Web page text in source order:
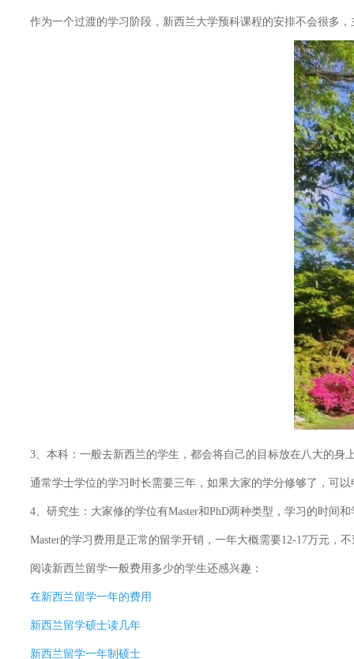
作为一个过渡的学习阶段，新西兰大学预科课程的安排不会很多，
3、本科：一般去新西兰的学生，都会将自己的目标放在八大的身
通常学士学位的学习时长需要三年，如果大家的学分修够了，可以
4、研究生：大家修的学位有Master和PhD两种类型，学习的时间
Master的学习费用是正常的留学开销，一年大概需要12-17万元，
阅读新西兰留学一般费用多少的学生还感兴趣：
在新西兰留学一年的费用
新西兰留学硕士读几年
新西兰留学一年制硕士